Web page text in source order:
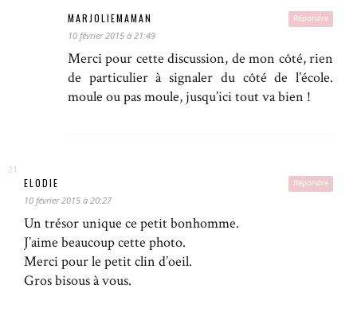
Répondre
MARJOLIEMAMAN
10 février 2015 à 21:49
Merci pour cette discussion, de mon côté, rien
de particulier à signaler du côté de l’école.
moule ou pas moule, jusqu’ici tout va bien !
Répondre
ELODIE
10 février 2015 à 20:27
Un trésor unique ce petit bonhomme.
J’aime beaucoup cette photo.
Merci pour le petit clin d’oeil.
Gros bisous à vous.